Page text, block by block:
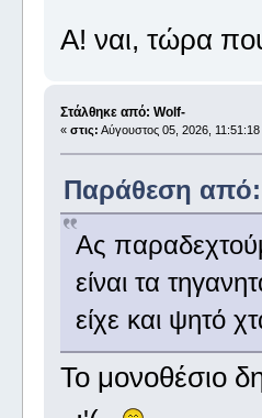
Α! ναι, τώρα
Στάλθηκε από: Wolf-
« στις: Αύγουστος 05, 2026,
Παράθεση από:
Ας
είναι τα
είχε και ψητό
Το μονοθέσιο